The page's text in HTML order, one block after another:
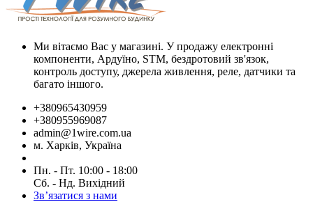
Ми вітаємо Вас у магазині. У продажу електронні
компоненти, Ардуїно, STM, бездротовий зв'язок,
контроль доступу, джерела живлення, реле, датчики та
багато іншого.
+380965430959
+380955969087
admin@1wire.com.ua
м. Харків, Україна
Пн. - Пт. 10:00 - 18:00
Сб. - Нд. Вихідний
Зв’язатися з нами